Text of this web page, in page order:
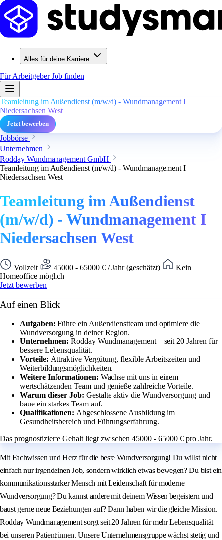
Alles für deine Karriere
Für ArbeitgeberJob finden
Teamleitung im Außendienst (m/w/d) - Wundmanagement I
Niedersachsen West
Jetzt bewerben
Jobbörse
Unternehmen
Rodday Wundmanagement GmbH
Teamleitung im Außendienst (m/w/d) - Wundmanagement I
Niedersachsen West
Teamleitung im Außendienst
(m/w/d) - Wundmanagement I
Niedersachsen West
Vollzeit 45000 - 65000 € / Jahr (geschätzt)
Kein
Homeoffice möglich
Jetzt bewerben
Auf einen Blick
Aufgaben: Führe ein Außendienstteam und optimiere die
Wundversorgung in deiner Region.
Unternehmen: Rodday Wundmanagement – seit 20 Jahren für
bessere Lebensqualität.
Vorteile: Attraktive Vergütung, flexible Arbeitszeiten und
Weiterbildungsmöglichkeiten.
Weitere Informationen: Wachse mit uns in einem
wertschätzenden Team und genieße zahlreiche Vorteile.
Warum dieser Job: Gestalte aktiv die Wundversorgung und
baue ein starkes Team auf.
Qualifikationen: Abgeschlossene Ausbildung im
Gesundheitsbereich und Führungserfahrung.
Das prognostizierte Gehalt liegt zwischen 45000 - 65000 € pro Jahr.
Mit Fachwissen und Herz für die beste Wundversorgung! Du willst nicht
einfach nur irgendeinen Job, sondern wirklich etwas bewegen? Du bist ein
kommunikationsstarker Mensch mit Leidenschaft für moderne
Wundversorgung? Du kannst andere mit deinem Wissen begeistern und
baust gerne neue Beziehungen auf? Dann haben wir die gleiche Mission.
Rodday Wundmanagement sorgt seit 20 Jahren für mehr Lebensqualität
bei unseren Patient:innen. Unsere Unternehmensgruppe wächst stetig und